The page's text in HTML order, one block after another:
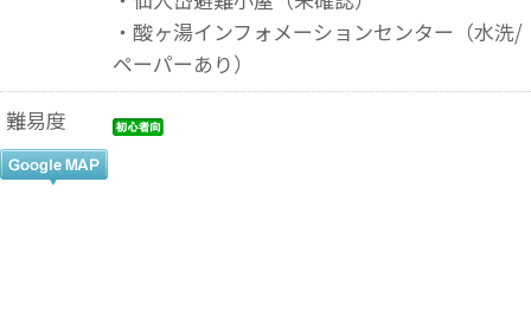
・酸ヶ湯インフォメーションセンター（水洗/
ペーパーあり）
難易度